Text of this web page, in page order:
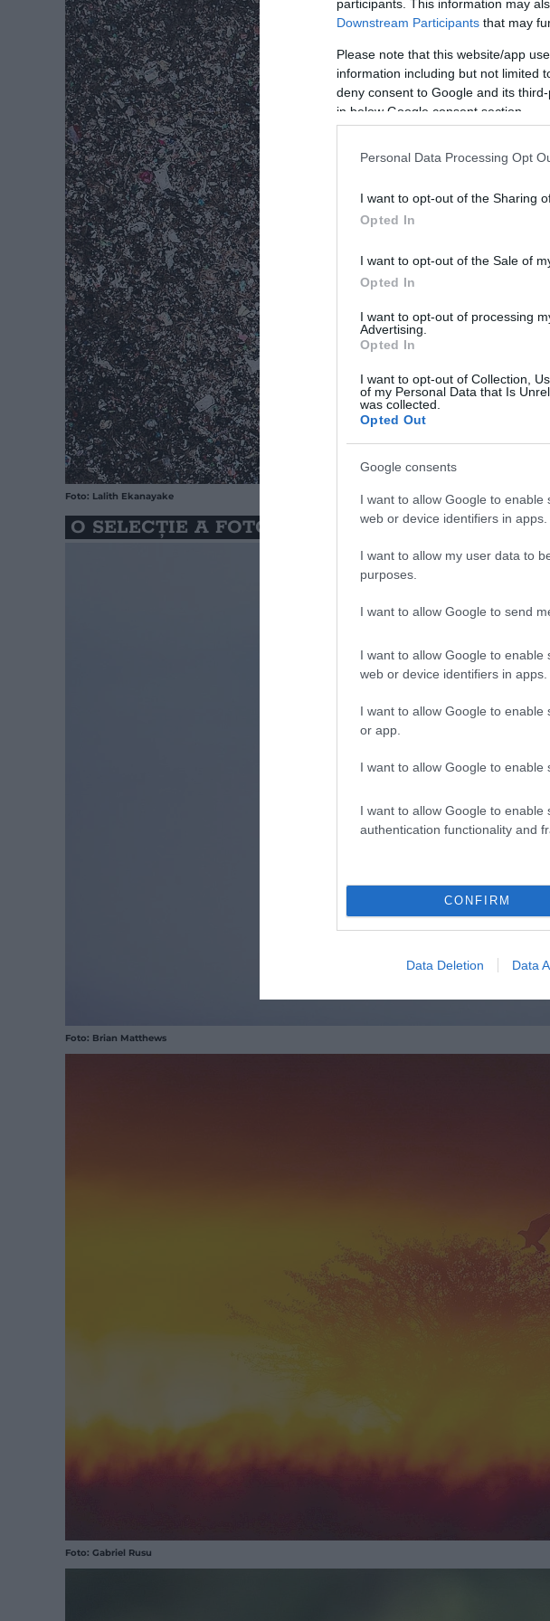
participants. This information may
Downstream Participants that may
Please note that this website/app
information including but not limited
deny consent to Google and its
in below Google consent section.
Personal Data Processing Opt
I want to opt-out of the Sharing
Opted In
I want to opt-out of the Sale of
Opted In
I want to opt-out of processing
Advertising.
Opted In
I want to opt-out of Collection,
of my Personal Data that Is
was collected.
Opted Out
Google consents
I want to allow Google to
web or device identifiers in apps.
I want to allow my user data to
purposes.
I want to allow Google to send
I want to allow Google to
web or device identifiers in apps.
I want to allow Google to
or app.
I want to allow Google to enable
I want to allow Google to
authentication functionality and
CONFIRM
Data Deletion Data
Foto: Lalith Ekanayake
O SELECȚIE A FOTOGRAFIILOR PREMIATE
Foto: Brian Matthews
Foto: Gabriel Rusu